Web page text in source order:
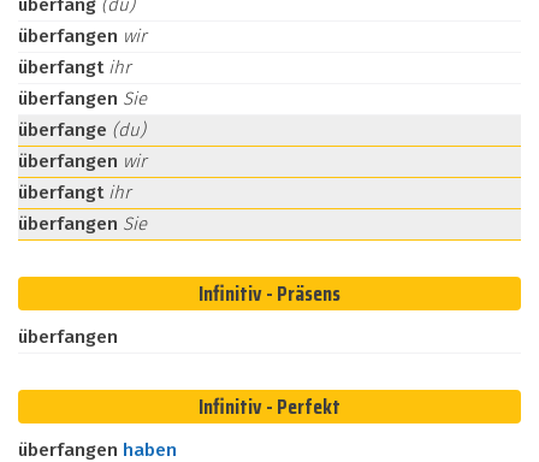
überfang (du)
überfangen wir
überfangt ihr
überfangen Sie
überfange (du)
überfangen wir
überfangt ihr
überfangen Sie
Infinitiv - Präsens
überfangen
Infinitiv - Perfekt
überfangen haben